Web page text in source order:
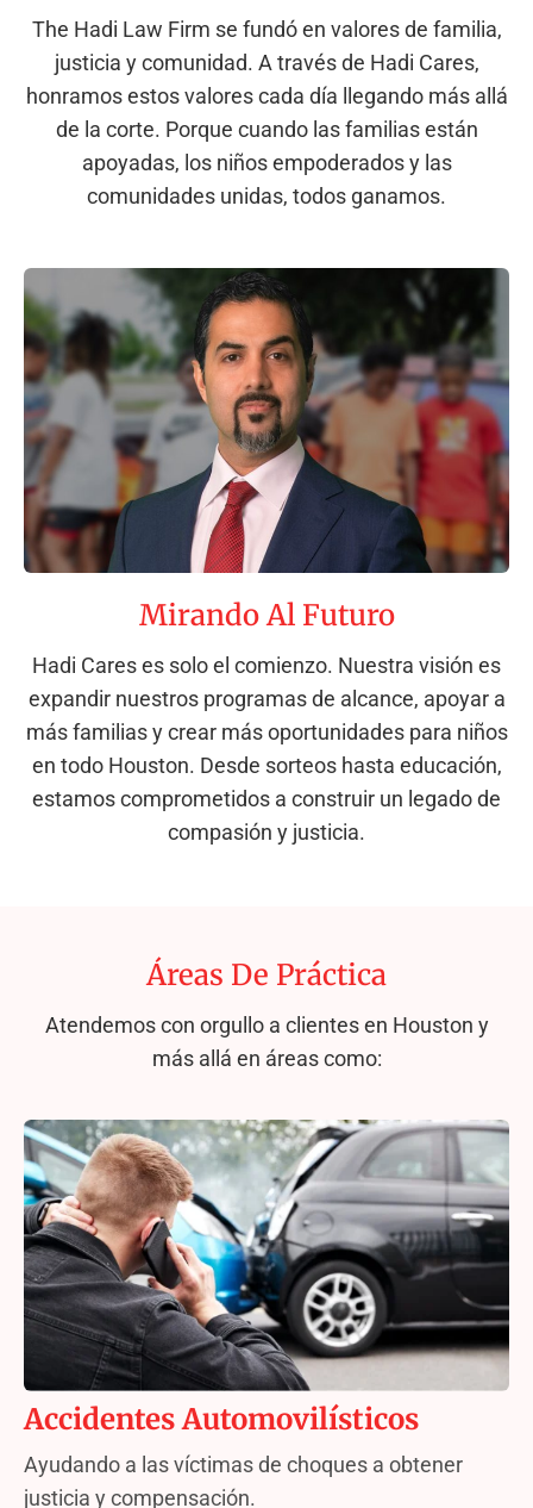
The Hadi Law Firm se fundó en valores de familia,
justicia y comunidad. A través de Hadi Cares,
honramos estos valores cada día llegando más allá
de la corte. Porque cuando las familias están
apoyadas, los niños empoderados y las
comunidades unidas, todos ganamos.
Mirando Al Futuro
Hadi Cares es solo el comienzo. Nuestra visión es
expandir nuestros programas de alcance, apoyar a
más familias y crear más oportunidades para niños
en todo Houston. Desde sorteos hasta educación,
estamos comprometidos a construir un legado de
compasión y justicia.
Áreas De Práctica
Atendemos con orgullo a clientes en Houston y
más allá en áreas como:
Accidentes Automovilísticos
Ayudando a las víctimas de choques a obtener
justicia y compensación.